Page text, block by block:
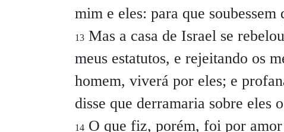
mim e eles: para que soubessem
13 Mas a casa de Israel se
meus estatutos, e rejeitando os
homem, viverá por eles; e
disse que derramaria sobre eles
14 O que fiz, porém, foi por